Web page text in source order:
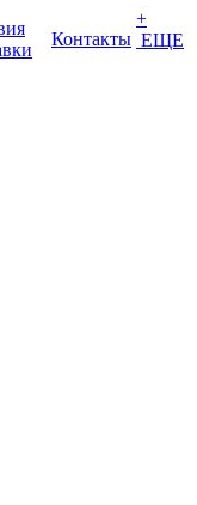
Контакты
+
ЕЩЕ